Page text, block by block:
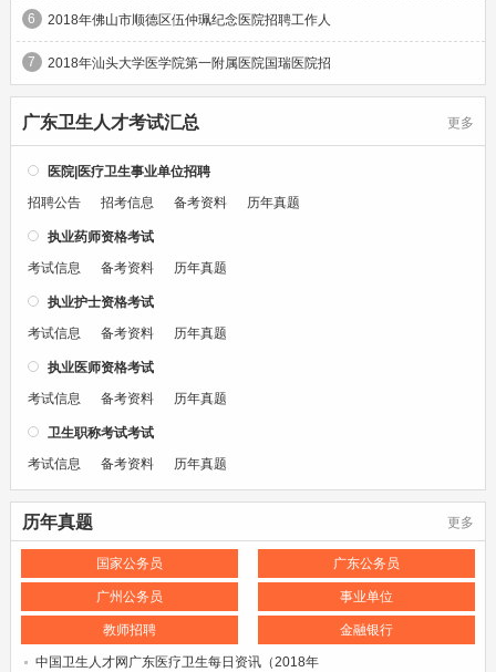
6 2018年佛山市顺德区伍仲珮纪念医院招聘工作人
7 2018年汕头大学医学院第一附属医院国瑞医院招
广东卫生人才考试汇总 更多
医院|医疗卫生事业单位招聘
招聘公告
招考信息 备考资料 历年真题
执业药师资格考试
考试信息
备考资料 历年真题
执业护士资格考试
考试信息
备考资料 历年真题
执业医师资格考试
考试信息
备考资料 历年真题
卫生职称考试考试
考试信息
备考资料 历年真题
历年真题 更多
国家公务员 广东公务员
广州公务员 事业单位
教师招聘 金融银行
中国卫生人才网广东医疗卫生每日资讯（2018年